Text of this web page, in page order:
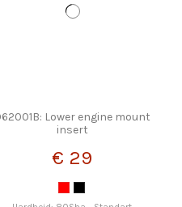
Lower engine mount
insert
€ 29